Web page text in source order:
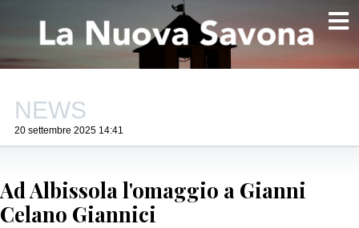
NEWS
20 settembre 2025 14:41
Ad Albissola l'omaggio a Gianni
Celano Giannici